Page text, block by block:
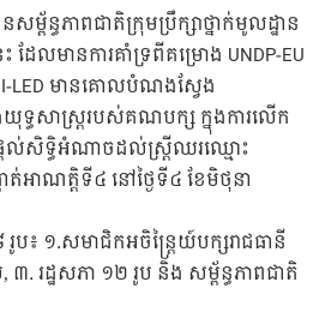
ន្ធភាពជាតិក្រុមប្រឹក្សាថ្នាក់មូលដ្ឋាន
ដែលមានការគាំទ្រពីគម្រោង UNDP-EU
LED មានគោលបំណងស្វែង
សាស្រ្តរបស់គណបក្ស ក្នុងការលើក
ល់សិទ្ធិអំណាចដល់ស្រ្តីឈរឈ្មោះ
ត់អាណត្តិទី៤ នៅថ្ងៃទី៤ ខែមិថុនា
៖ ១.សមាជិកអចិន្រ្តៃយ៍បក្សរាជធានី
៣. រដ្ឋសភា ១២ រូប និង សម្ព័ន្ធភាពជាតិ